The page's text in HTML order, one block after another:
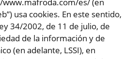
usa cookies. En este sentido,
34/2002, de 11 de julio, de
de la información y de
(en adelante, LSSI), en